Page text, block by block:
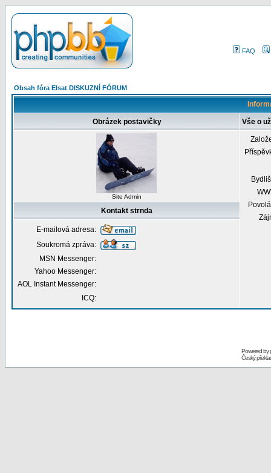
FAQ
Obsah fóra Elsat DISKUZNÍ FÓRUM
Obrázek postavičky Vše o
Site Admin
Kontakt strnda
E-mailová adresa:
Soukromá zpráva:
MSN Messenger:
Yahoo Messenger:
AOL Instant Messenger:
ICQ:
Powered by
Český